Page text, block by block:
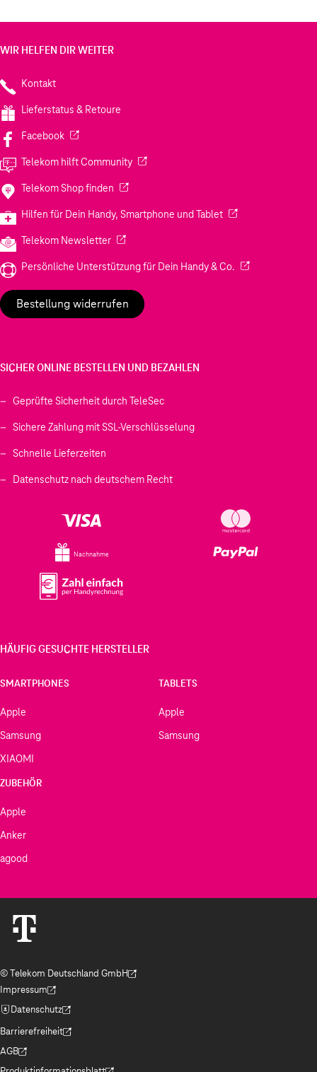
WIR HELFEN DIR WEITER
Kontakt
Lieferstatus & Retoure
Facebook(Wird in einem neuen Tab geöffnet)
Telekom hilft Community(Wird in einem neuen Tab geöffnet)
Telekom Shop finden (Wird in einem neuen Tab geöffnet)
Hilfen für Dein Handy, Smartphone und Tablet(Wird in einem
Telekom Newsletter(Wird in einem neuen Tab geöffnet)
Persönliche Unterstützung für Dein Handy & Co. (Wird in einem
Bestellung widerrufen
SICHER ONLINE BESTELLEN UND BEZAHLEN
Geprüfte Sicherheit durch TeleSec
Sichere Zahlung mit SSL-Verschlüsselung
Schnelle Lieferzeiten
Datenschutz nach deutschem Recht
Nachnahme
HÄUFIG GESUCHTE HERSTELLER
SMARTPHONES
Apple
Samsung
XIAOMI
TABLETS
Apple
Samsung
ZUBEHÖR
Apple
Anker
agood
© Telekom Deutschland GmbH
(Der Link wird in einem neuen Tab geöffnet)
Impressum
(Der Link wird in einem neuen Tab geöffnet)
Datenschutz
(Der Link wird in einem neuen Tab geöffnet)
Barrierefreiheit
(Der Link wird in einem neuen Tab geöffnet)
AGB
(Der Link wird in einem neuen Tab geöffnet)